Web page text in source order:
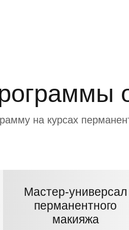
на курсах
Мастер-универсал
перманентного
макияжа